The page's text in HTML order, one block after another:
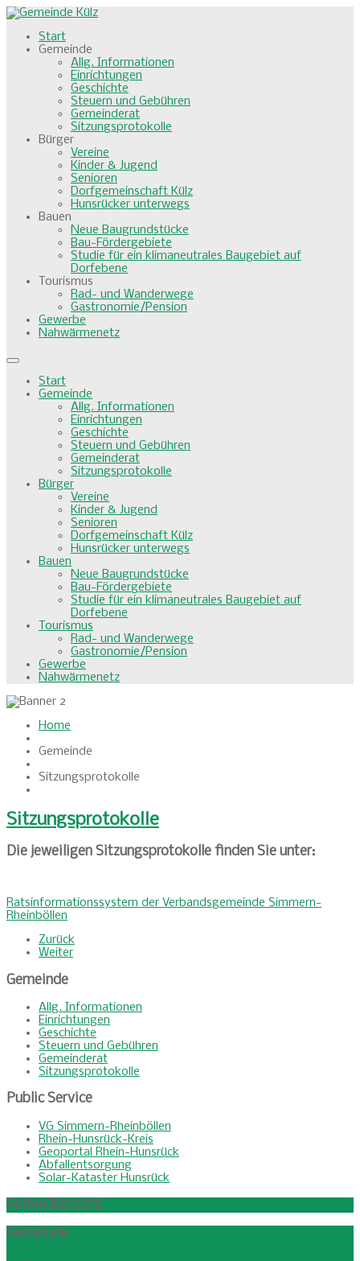
Start
Gemeinde
Allg. Informationen
Einrichtungen
Geschichte
Steuern und Gebühren
Gemeinderat
Sitzungsprotokolle
Bürger
Vereine
Kinder & Jugend
Senioren
Dorfgemeinschaft Külz
Hunsrücker unterwegs
Bauen
Neue Baugrundstücke
Bau-Fördergebiete
Studie für ein klimaneutrales Baugebiet auf
Dorfebene
Tourismus
Rad- und Wanderwege
Gastronomie/Pension
Gewerbe
Nahwärmenetz
Start
Gemeinde
Allg. Informationen
Einrichtungen
Geschichte
Steuern und Gebühren
Gemeinderat
Sitzungsprotokolle
Bürger
Vereine
Kinder & Jugend
Senioren
Dorfgemeinschaft Külz
Hunsrücker unterwegs
Bauen
Neue Baugrundstücke
Bau-Fördergebiete
Studie für ein klimaneutrales Baugebiet auf
Dorfebene
Tourismus
Rad- und Wanderwege
Gastronomie/Pension
Gewerbe
Nahwärmenetz
Home
Gemeinde
Sitzungsprotokolle
Sitzungsprotokolle
Die jeweiligen Sitzungsprotokolle finden Sie unter:
Ratsinformationssystem der Verbandsgemeinde Simmern-
Rheinböllen
Zurück
Weiter
Gemeinde
Allg. Informationen
Einrichtungen
Geschichte
Steuern und Gebühren
Gemeinderat
Sitzungsprotokolle
PublicService
VG Simmern-Rheinböllen
Rhein-Hunsrück-Kreis
Geoportal Rhein-Hunsrück
Abfallentsorgung
Solar-Kataster Hunsrück
Seitenübersicht
Gemeinde